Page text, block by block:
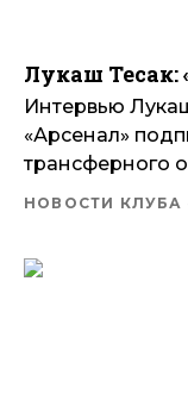
Лукаш
Интервью
«Арсенал»
трансферного
НОВОСТИ КЛУБА